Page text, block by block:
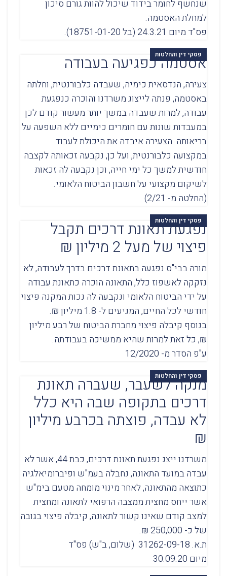
שנחשף לחומר בידוד שיכול להוות גורם סיכון
למחלת האסטמה.
פס"ד מיום 24.3.21 (בל 18751-01-20).
פסקי דין והחלטות
אסטמה כפגיעה בעבודה
צעירה, הנדסאית כימיה, שעבדה כלבורנטית, וחלתה
באסטמה, פנתה לייצוג משרדנו והוכרה כנפגעת
עבודה, למרות שעבדה במשך יותר מעשור קודם לכן
במעבדות שונות עם חומרים כימיים ללא השפעה על
בריאותה. הצעירה איבדה את היכולת לעבוד
במקצועה כלבורנטית, ועל כן, נקבעה זכאותה לקצבה
חודשית למשך כל ימי חייה, וכן נקבעה לה זכאות
לשיקום מקצועי על חשבון הביטוח הלאומי.
(החלטה מ- 2/21)
פסקי דין והחלטות
נפגעת תאונת דרכים תקבל
פיצוי של מעל 2 מיליון ₪
מורה בבי"ס נפגעה בתאונת דרכים בדרך לעבודה, לא
נזקקה לאשפוז כלל, התאונה הוכרה כתאונת עבודה
על ידי הביטוח הלאומי ונקבעה לה נכות המקנה פיצוי
חודשי לכל החיים, המגיעים ל- 1.8 מיליון ₪.
בנוסף קיבלה פיצוי מחברת הביטוח של רבע מיליון
₪, כל זאת למרות שהיא ממשיכה בעבודתה.
ע"פ הסדר מ- 12/2020
פסקי דין והחלטות
מנקה לשעבר, שעברה תאונת
דרכים בתקופה שבה היא כלל
לא עבדה, פוצתה בכרבע מיליון
₪
משרדנו ייצג נפגעת תאונת דרכים, כבת 44, אשר לא
עבדה במועד התאונה, נחבלה בעמ"ש ופיברומיאלגיה
כתוצאה מהתאונה, לאחר מינוי מומחה מטעם בימ"ש
אשר ייחס מחצית ממצבה הרפואי לתאונה ומחצית
למצב קודם שאינו קשור לתאונה, קיבלה פיצוי בגובה
של כ- 250,000 ₪.
ת.א. 31262-09-18 (שלום, ב"ש) פס"ד
מיום 30.09.20